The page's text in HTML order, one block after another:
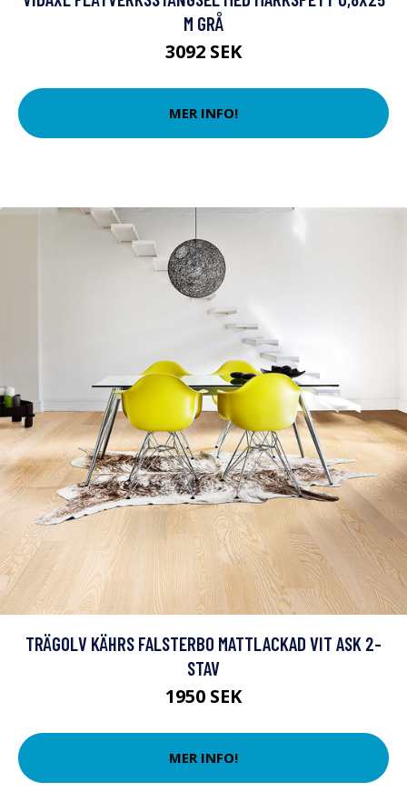
M GRÅ
3092 SEK
MER INFO!
TRÄGOLV KÄHRS FALSTERBO MATTLACKAD VIT ASK 2-
STAV
1950 SEK
MER INFO!